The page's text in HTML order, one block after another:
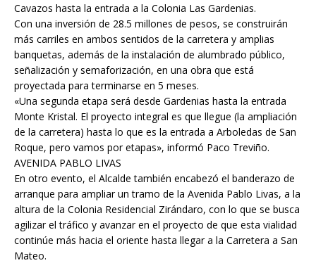
Cavazos hasta la entrada a la Colonia Las Gardenias.
Con una inversión de 28.5 millones de pesos, se construirán
más carriles en ambos sentidos de la carretera y amplias
banquetas, además de la instalación de alumbrado público,
señalización y semaforización, en una obra que está
proyectada para terminarse en 5 meses.
«Una segunda etapa será desde Gardenias hasta la entrada
Monte Kristal. El proyecto integral es que llegue (la ampliación
de la carretera) hasta lo que es la entrada a Arboledas de San
Roque, pero vamos por etapas», informó Paco Treviño.
AVENIDA PABLO LIVAS
En otro evento, el Alcalde también encabezó el banderazo de
arranque para ampliar un tramo de la Avenida Pablo Livas, a la
altura de la Colonia Residencial Zirándaro, con lo que se busca
agilizar el tráfico y avanzar en el proyecto de que esta vialidad
continúe más hacia el oriente hasta llegar a la Carretera a San
Mateo.